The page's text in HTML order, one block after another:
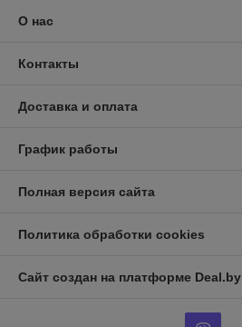
О нас
Контакты
Доставка и оплата
График работы
Полная версия сайта
Политика обработки cookies
Сайт создан на платформе Deal.by